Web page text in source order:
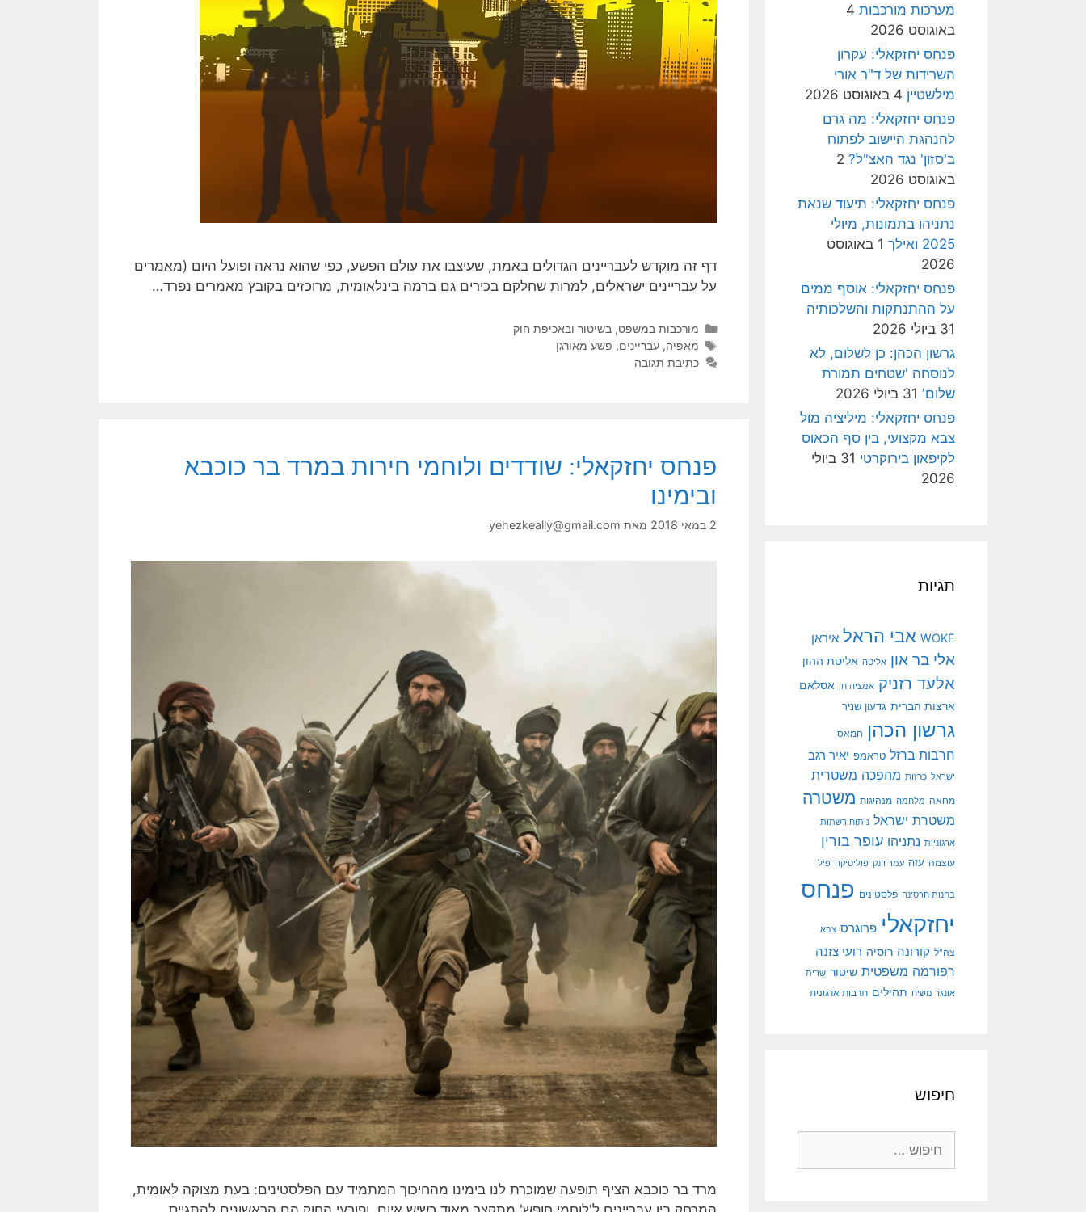
דף זה מוקדש לעבריינים הגדולים באמת, שעיצבו את עולם הפשע, כפי שהוא נראה ופועל היום (מאמרים
על עבריינים ישראלים, למרות שחלקם בכירים גם ברמה בינלאומית, מרוכזים בקובץ מאמרים נפרד…
קטגוריות
מורכבות במשפט, בשיטור ובאכיפת חוק
תגיות
מאפיה, עבריינים, פשע מאורגן
כתיבת תגובה
פנחס יחזקאלי: שודדים ולוחמי חירות במרד בר כוכבא
ובימינו
2 במאי 2018 מאת yehezkeally@gmail.com
מרד בר כוכבא הציף תופעה שמוכרת לנו בימינו מהחיכוך המתמיד עם הפלסטינים: בעת מצוקה לאומית,
מערכות מורכבות 4
באוגוסט 2026
פנחס יחזקאלי: עקרון
השרידות של ד"ר אורי
מילשטיין 4 באוגוסט 2026
פנחס יחזקאלי: מה גרם
להנהגת היישוב לפתוח
ב'סזון' נגד האצ"ל? 2
באוגוסט 2026
פנחס יחזקאלי: תיעוד שנאת
נתניהו בתמונות, מיולי
2025 ואילך
1 באוגוסט
2026
פנחס יחזקאלי: אוסף ממים
על ההתנתקות והשלכותיה
31 ביולי 2026
גרשון הכהן: כן לשלום, לא
לנוסחה 'שטחים תמורת
שלום' 31 ביולי 2026
פנחס יחזקאלי: מיליציה מול
צבא מקצועי, בין סף הכאוס
לקיפאון בירוקרטי
31 ביולי
2026
תגיות
WOKE אבי הראל איראן
אלי בר און אליטה אליטת ההון
אלעד רזניק אמציה חן אסלאם
ארצות הברית גדעון שניר
גרשון הכהן חמאס
חרבות ברזל טראמפ יאיר רגב
ישראל כרזות מהפכה משטרית
מחאה מלחמה מנהיגות משטרה
משטרת ישראל ניתוח רשתות
ארגוניות נתניהו עופר בורין
עוצמה עזה עמר דנק פוליטיקה פיל
בחנות חרסינה פלסטינים פנחס
יחזקאלי פרוגרס צבא
צה"ל קורונה רוסיה רועי צזנה
רפורמה משפטית שיטור שרית
אונגר משיח תהילים תרבות ארגונית
חיפוש